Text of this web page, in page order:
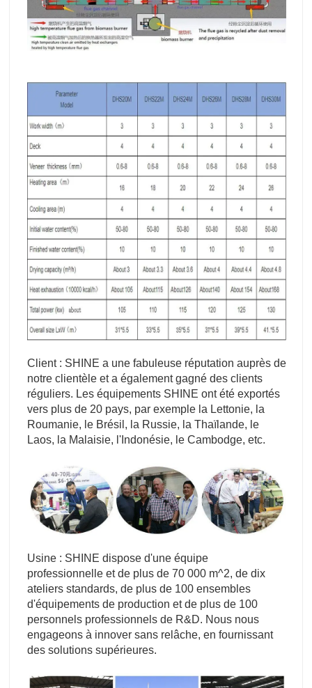
Client : SHINE a une fabuleuse réputation auprès de
notre clientèle et a également gagné des clients
réguliers. Les équipements SHINE ont été exportés
vers plus de 20 pays, par exemple la Lettonie, la
Roumanie, le Brésil, la Russie, la Thaïlande, le
Laos, la Malaisie, l'Indonésie, le Cambodge, etc.
Usine : SHINE dispose d'une équipe
professionnelle et de plus de 70 000 m^2, de dix
ateliers standards, de plus de 100 ensembles
d'équipements de production et de plus de 100
personnels professionnels de R&D. Nous nous
engageons à innover sans relâche, en fournissant
des solutions supérieures.